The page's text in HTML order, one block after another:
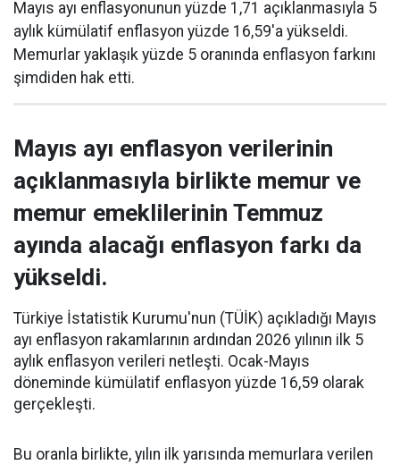
Mayıs ayı enflasyonunun yüzde 1,71 açıklanmasıyla 5
aylık kümülatif enflasyon yüzde 16,59'a yükseldi.
Memurlar yaklaşık yüzde 5 oranında enflasyon farkını
şimdiden hak etti.
Mayıs ayı enflasyon verilerinin
açıklanmasıyla birlikte memur ve
memur emeklilerinin Temmuz
ayında alacağı enflasyon farkı da
yükseldi.
Türkiye İstatistik Kurumu'nun (TÜİK) açıkladığı Mayıs
ayı enflasyon rakamlarının ardından 2026 yılının ilk 5
aylık enflasyon verileri netleşti. Ocak-Mayıs
döneminde kümülatif enflasyon yüzde 16,59 olarak
gerçekleşti.
Bu oranla birlikte, yılın ilk yarısında memurlara verilen